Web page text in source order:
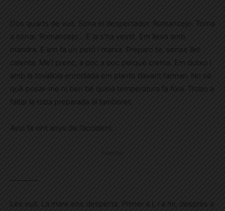
Dos quarts de vuit. Sona el despertador. Romancejo. Torna
a sonar. Romancejo… E ja s’ha vestit. Em llevo amb
mandra. E em fa un petó i marxa. Preparo te, sense llet
calenta. Me’l prenc, a poc a poc perquè crema. Em dutxo i
amb la tovallola enrotllada em planto davant l’armari. No sé
què posar-me ni ben bé quina temperatura fa fora. Trobo a
faltar la roba preparada al tamboret.
Avui fa vint anys de l’accident.
Publicitat
Les vuit. La mare ens desperta. Primer a L i a mi, després a